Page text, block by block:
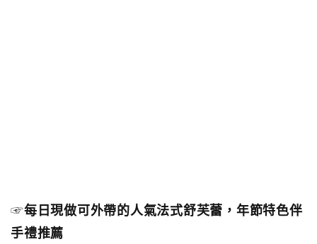
☞每日現做可外帶的人氣法式舒芙蕾，年節特色伴
手禮推薦